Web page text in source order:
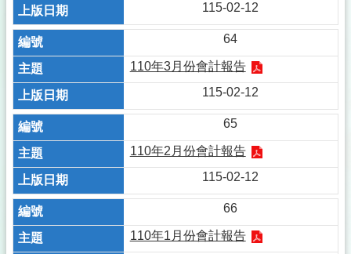
115-02-12
64
110年3月份會計報告
115-02-12
65
110年2月份會計報告
115-02-12
66
110年1月份會計報告